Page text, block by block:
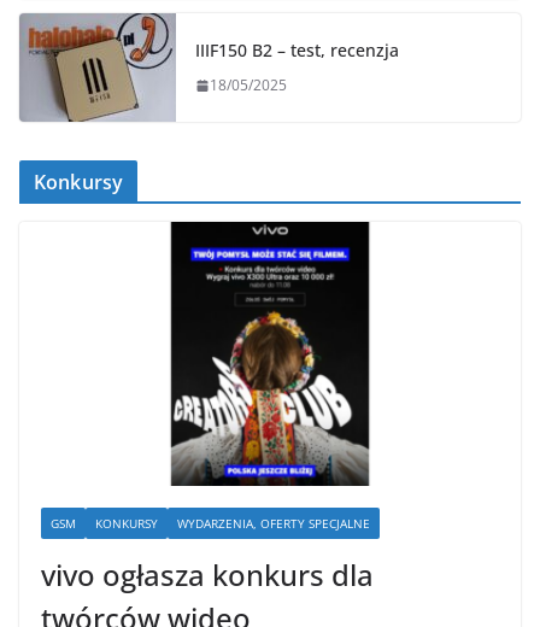
IIIF150 B2 – test, recenzja
18/05/2025
Konkursy
GSM KONKURSY WYDARZENIA, OFERTY SPECJALNE
vivo ogłasza konkurs dla
twórców wideo